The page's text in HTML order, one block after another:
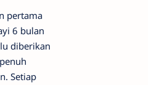
pertama
6 bulan
diberikan
Setiap